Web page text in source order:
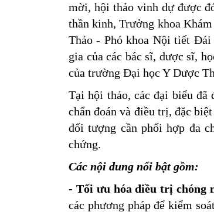
mời, hội thảo vinh dự được
thần kinh, Trưởng khoa
Thảo - Phó khoa Nội tiết
gia của các bác sĩ, dược sĩ,
của trường Đại học Y Dược
Tại hội thảo, các đại biểu đã
chẩn đoán và điều trị, đặc
đối tượng cần phối hợp đa
chứng.
Các nội dung nổi bật gồm:
- Tối ưu hóa điều trị chóng
các phương pháp để kiểm